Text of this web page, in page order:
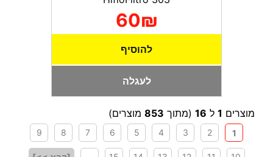
60₪
להוסיף
לעגלה
מוצרים 1 ל 16 (מתוך 853 מוצרים)
1
2
3
4
5
6
7
8
9